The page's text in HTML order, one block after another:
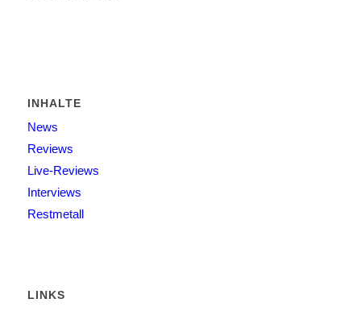
INHALTE
News
Reviews
Live-Reviews
Interviews
Restmetall
LINKS